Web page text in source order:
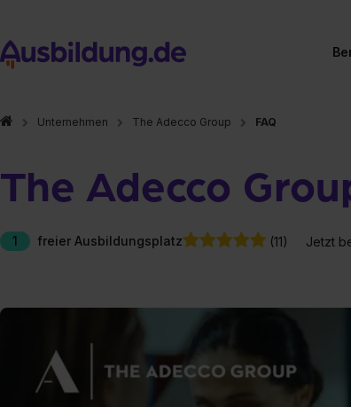
Unternehmen The Adecco Group FAQ
The Adecco
1 freier Ausbildungsplatz (11) Jetzt